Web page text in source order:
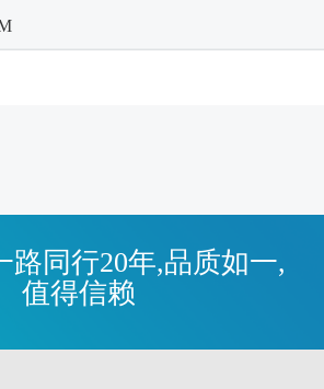
路同行20年,品质如一,
值得信赖